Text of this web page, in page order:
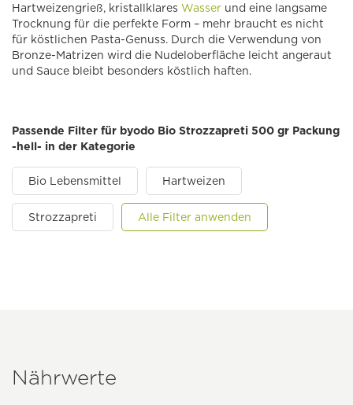
Hartweizengrieß, kristallklares Wasser und eine langsame
Trocknung für die perfekte Form – mehr braucht es nicht
für köstlichen Pasta-Genuss. Durch die Verwendung von
Bronze-Matrizen wird die Nudeloberfläche leicht angeraut
und Sauce bleibt besonders köstlich haften.
Passende Filter für byodo Bio Strozzapreti 500 gr Packung
-hell- in der Kategorie
Bio Lebensmittel Hartweizen
Strozzapreti Alle Filter anwenden
Nährwerte